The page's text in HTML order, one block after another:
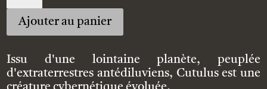
Custom_Cutulus
Ajouter au panier
e
r
n
Issu d'une lointaine planète, peuplée
d'extraterrestres antédiluviens, Cutulus est une